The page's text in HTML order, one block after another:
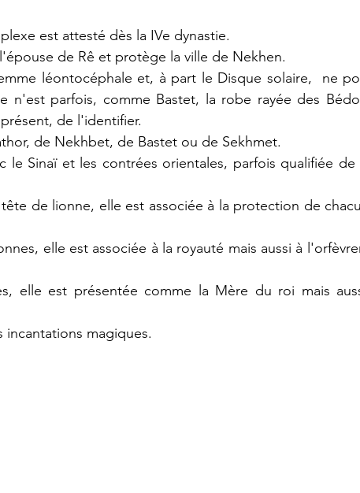
est attesté dès la IVe dynastie.
de Rê et protège la ville de Nekhen.
léontocéphale et, à part le Disque solaire,  ne
n'est parfois, comme Bastet, la robe rayée des
de l'identifier.
de Nekhbet, de Bastet ou de Sekhmet.
le Sinaï et les contrées orientales, parfois qualifiée de
de lionne, elle est associée à la protection de
elle est associée à la royauté mais aussi à
elle est présentée comme la Mère du roi mais
incantations magiques.